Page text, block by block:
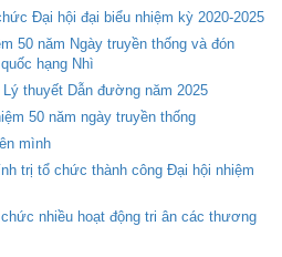
Đại hội đại biểu nhiệm kỳ 2020-2025
50 năm Ngày truyền thống và đón
hạng Nhì
thuyết Dẫn đường năm 2025
50 năm ngày truyền thống
mình
trị tổ chức thành công Đại hội nhiệm
nhiều hoạt động tri ân các thương